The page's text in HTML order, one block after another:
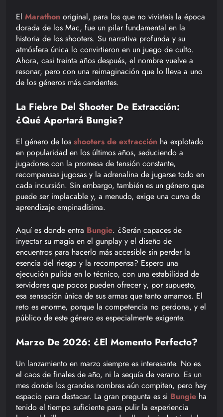
El Marathon original, para los que no vivisteis la época
dorada de los Mac, fue un pilar fundamental en la
historia de los shooters. Su narrativa profunda y su
atmósfera única lo convirtieron en un juego de culto.
Ahora, casi treinta años después, el nombre vuelve a
resonar, pero con una reimaginación que lo lleva a uno
de los géneros más candentes.
La Fiebre Del Shooter De Extracción:
¿Qué Aportará Bungie?
El género de los shooters de extracción ha explotado
en popularidad en los últimos años, seduciendo a
jugadores con la promesa de tensión constante,
recompensas jugosas y la adrenalina de jugarse todo en
cada incursión. Sin embargo, también es un género que
puede ser implacable y, a menudo, exige una curva de
aprendizaje empinadísima.
Aquí es donde entra Bungie. ¿Serán capaces de
inyectar su magia en el gunplay y el diseño de
encuentros para hacerlo más accesible sin perder la
esencia del riesgo y la recompensa? Espero una
ejecución pulida en lo técnico, con una estabilidad de
servidores que pocos pueden ofrecer y, por supuesto,
esa sensación única de sus armas que tanto amamos. El
reto es enorme, porque la competencia no perdona, y el
público de este género es especialmente exigente.
Marzo De 2026: ¿El Momento Perfecto?
Un lanzamiento en marzo siempre es interesante. No es
el caos de finales de año, ni la sequía de verano. Es un
mes donde los grandes nombres aún compiten, pero hay
espacio para destacar. La gran pregunta es si Bungie ha
tenido el tiempo suficiente para pulir la experiencia